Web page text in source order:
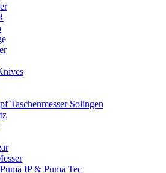
Taschenmesser Solingen
IP & Puma Tec